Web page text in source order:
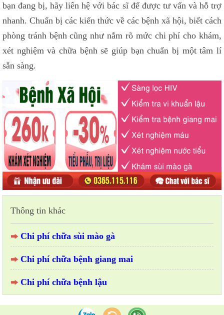
bạn đang bị, hãy liên hệ với bác sĩ để được tư vấn và hỗ trợ
nhanh. Chuẩn bị các kiến thức về các bệnh xã hội, biết cách
phòng tránh bệnh cũng như nắm rõ mức chi phí cho khám,
xét nghiệm và chữa bệnh sẽ giúp bạn chuẩn bị một tâm lí
sẵn sàng.
Thông tin khác
Chi phí chữa sùi mào gà
Chi phí chữa bệnh giang mai
Chi phí chữa bệnh lậu